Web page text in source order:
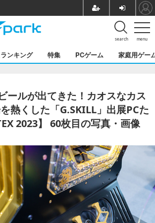
menu
search
ンキング 特集 PCゲーム 家庭用ゲー
ールが出てきた！カオスなカス
熱くした「G.SKILL」出展PCた
2023】 60枚目の写真・画像